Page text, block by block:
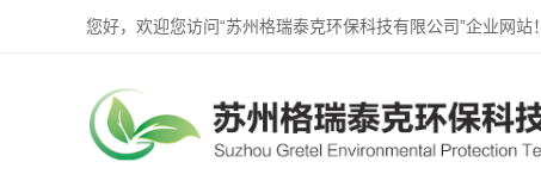
您好，欢迎您访问“苏州格瑞泰克环保科技有限公司”企业网站！